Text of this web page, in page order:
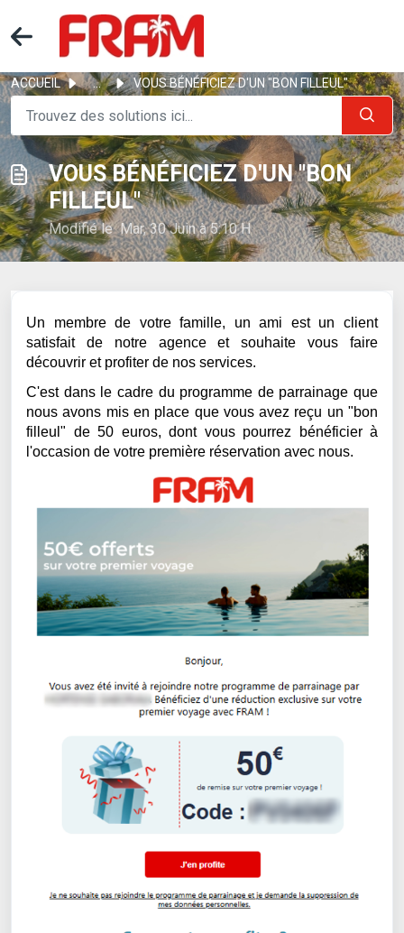
ACCUEIL ... VOUS BÉNÉFICIEZ D'UN "BON FILLEUL"
VOUS BÉNÉFICIEZ D'UN "BON
FILLEUL"
Modifié le Mar, 30 Juin à 5:10 H
Un membre de votre famille, un ami est un client
satisfait de notre agence et souhaite vous faire
découvrir et profiter de nos services.
C'est dans le cadre du programme de parrainage que
nous avons mis en place que vous avez reçu un "bon
filleul" de 50 euros, dont vous pourrez bénéficier à
l'occasion de votre première réservation avec nous.